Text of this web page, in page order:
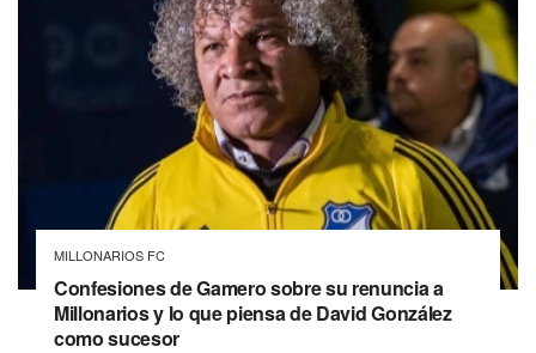
MILLONARIOS FC
Confesiones de Gamero sobre su renuncia a
Millonarios y lo que piensa de David González
como sucesor